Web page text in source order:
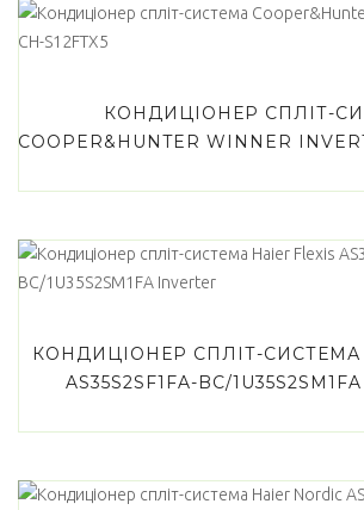
КОНДИЦІОНЕР СПЛІТ-
COOPER&HUNTER WINNER
КОНДИЦІОНЕР СПЛІТ-СИСТЕМА
AS35S2SF1FA-BC/